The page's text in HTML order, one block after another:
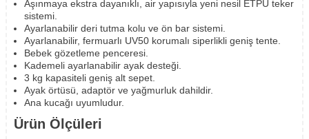
Aşınmaya ekstra dayanıklı, air yapısıyla yeni nesil ETPU teker
sistemi.
Ayarlanabilir deri tutma kolu ve ön bar sistemi.
Ayarlanabilir, fermuarlı UV50 korumalı siperlikli geniş tente.
Bebek gözetleme penceresi.
Kademeli ayarlanabilir ayak desteği.
3 kg kapasiteli geniş alt sepet.
Ayak örtüsü, adaptör ve yağmurluk dahildir.
Ana kucağı uyumludur.
Ürün Ölçüleri